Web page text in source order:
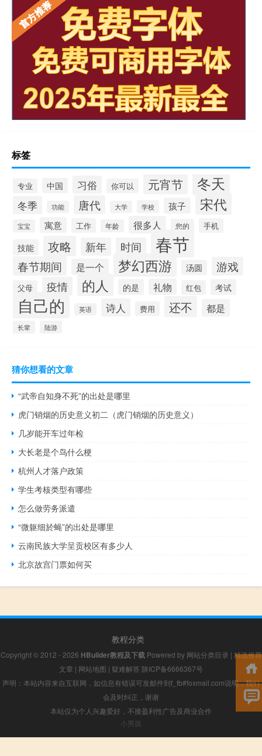
标签
专业 中国 习俗 你可以 元宵节 冬天
冬季 功能 唐代 大学 学校 孩子 宋代
宝宝 寓意 工作 年龄 很多人 您的 手机
技能 攻略 新年 时间 春节
春节期间 是一个 梦幻西游 汤圆 游戏
父母 疫情 的人 的是 礼物 红包 考试
自己的 英语 诗人 费用 还不 都是
长辈 陆游
猜你想看的文章
“武帝自知身不死”的出处是哪里
虎门销烟的历史意义初二（虎门销烟的历史意义）
几岁能开车过年检
大长老是个鸟什么梗
杭州人才落户政策
学生考核类型有哪些
怎么做劳务派遣
“微躯细於蝇”的出处是哪里
云南民族大学呈贡校区有多少人
北京故宫门票如何买
教程分类
Copyright © 2012 - 2026 HBuilder教程及下载Powered by 网站分类目录 | 精选推荐
文章 | 网站地图 | 疑难解答 陕ICP备6666367号
声明：本站内容来自互联网，如信息有错误可发邮件到f_fb#foxmail.com说明，我们
会及时纠正，谢谢
本站仅为个人兴趣爱好，不接盈利性广告及商业合作
小男孩